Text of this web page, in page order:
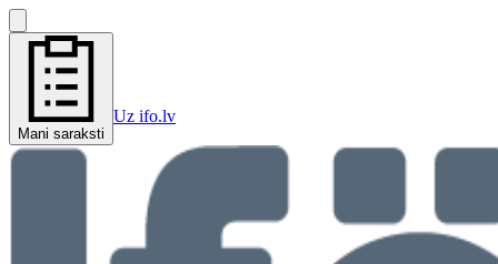
Mani saraksti
Uz ifo.lv